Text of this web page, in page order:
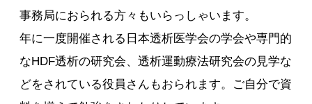
事務局におられる方々もいらっしゃいます。
年に一度開催される日本透析医学会の学会や専門的
なHDF透析の研究会、透析運動療法研究会の見学な
どをされている役員さんもおられます。ご自分で資